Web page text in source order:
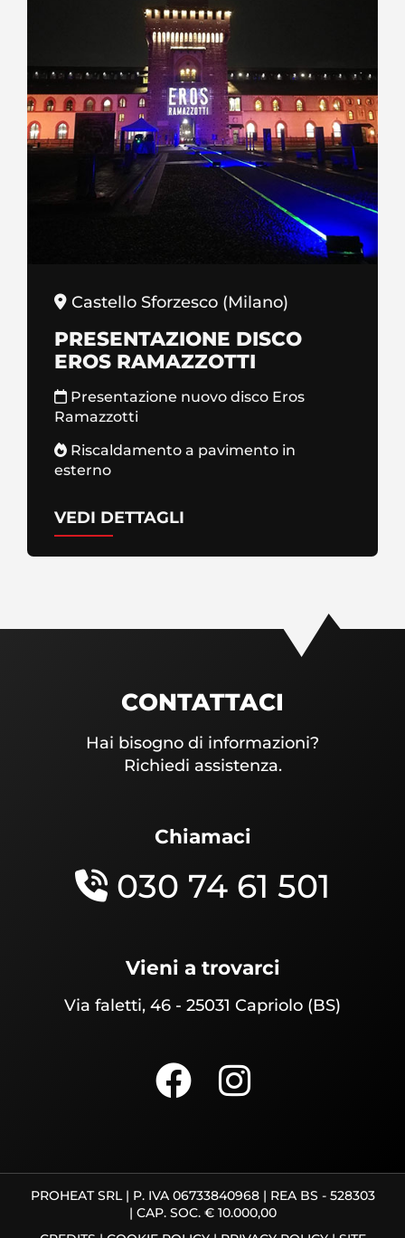
Castello Sforzesco (Milano)
PRESENTAZIONE DISCO
EROS RAMAZZOTTI
Presentazione nuovo disco Eros
Ramazzotti
Riscaldamento a pavimento in
esterno
VEDI DETTAGLI
CONTATTACI
Hai bisogno di informazioni?
Richiedi assistenza.
Chiamaci
030 74 61 501
Vieni a trovarci
Via faletti, 46 - 25031 Capriolo (BS)
PROHEAT SRL | P. IVA 06733840968 | REA BS - 528303
| CAP. SOC. € 10.000,00